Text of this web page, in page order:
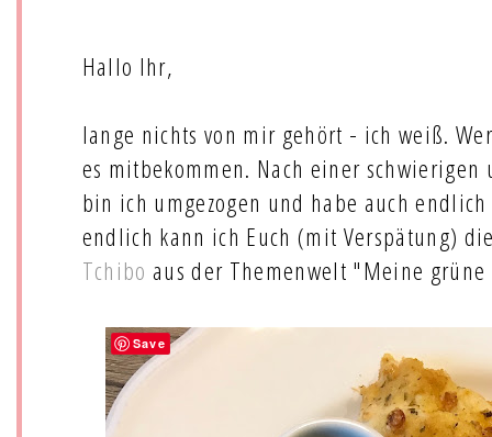
Hallo Ihr,
lange nichts von mir gehört - ich weiß.
es mitbekommen. Nach einer
bin ich umgezogen und habe auch
endlich kann ich Euch (mit Verspätung)
Tchibo aus der Themenwelt "Meine
Save